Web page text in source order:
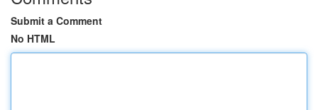
Submit a Comment
No HTML